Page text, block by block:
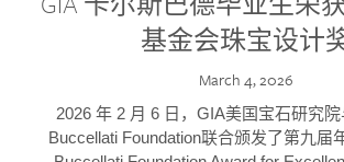
基金会珠宝设计
March 4, 2026
2026 年 2 月 6 日，GIA美国宝石研究
Buccellati Foundation联合颁发了第九届